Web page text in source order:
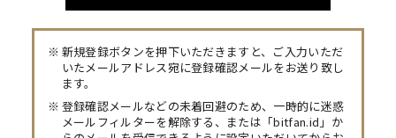
新規登録ボタンを押下いただきますと、ご入力いただ
いたメールアドレス宛に登録確認メールをお送り致し
ます。
登録確認メールなどの未着回避のため、一時的に迷惑
メールフィルターを解除する、または「bitfan.id」か